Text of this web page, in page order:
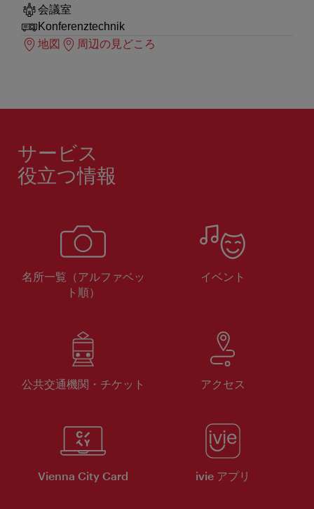
会議室
Konferenztechnik
地図
周辺の見どころ
サービス
役立つ情報
名所一覧（アルファベッ
ト順）
イベント
公共交通機関・チケット アクセス
Vienna City Card ivie アプリ